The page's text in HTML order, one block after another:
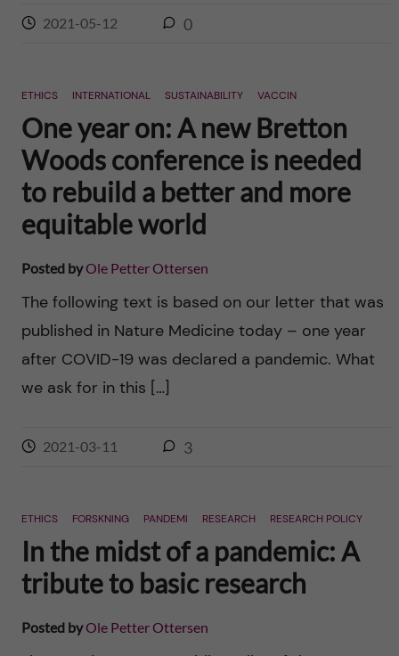
2021-05-12 0
ETHICS INTERNATIONAL SUSTAINABILITY VACCIN
One year on: A new Bretton
Woods conference is needed
to rebuild a better and more
equitable world
Posted byOle Petter Ottersen
The following text is based on our letter that was
published in Nature Medicine today – one year
after COVID-19 was declared a pandemic. What
we ask for in this […]
2021-03-11 3
ETHICS FORSKNING PANDEMI RESEARCH RESEARCH POLICY
In the midst of a pandemic: A
tribute to basic research
Posted byOle Petter Ottersen